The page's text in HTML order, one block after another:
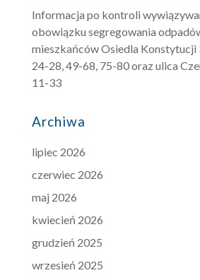
Informacja po kontroli
obowiązku segregowania
mieszkańców Osiedla Konstytucji
24-28, 49-68, 75-80 oraz ulica
11-33
Archiwa
lipiec 2026
czerwiec 2026
maj 2026
kwiecień 2026
grudzień 2025
wrzesień 2025